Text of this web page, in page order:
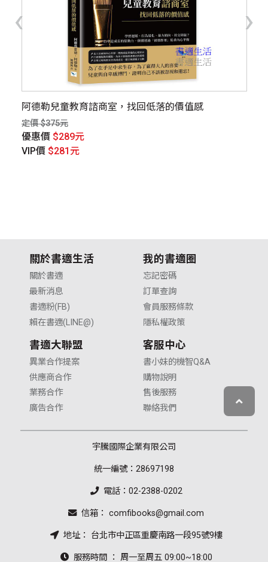
阿德勒兒童教育諮商室，找回低落的價值感
定價 $375元
優惠價 $289元
VIP價 $281元
‹ ›
關於書適生活
關於書適
最新消息
書適粉(FB)
賴在書適(LINE@)
我的書適圈
忘記密碼
訂單查詢
會員服務條款
隱私權政策
書適大聯盟
異業合作提案
供應商合作
業務合作
廣告合作
客服中心
書小妹的機智Q&A
購物說明
售後服務
聯絡我們
宇騰國際企業有限公司
統一編號：28697198
電話：02-2388-0202
信箱： comfibooks@gmail.com
地址： 台北市中正區重慶南路一段95號9樓
服務時間 ： 周一至周五 09:00~18:00